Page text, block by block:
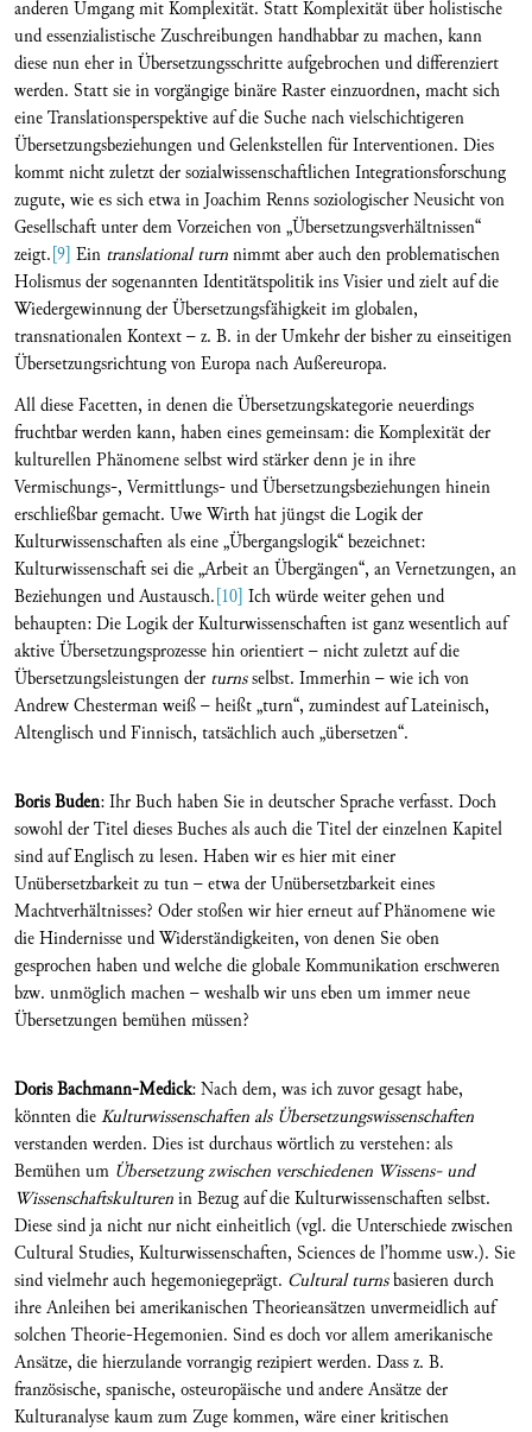
anderen Umgang mit Komplexität. Statt Komplexität über holistische
und essenzialistische Zuschreibungen handhabbar zu machen, kann
diese nun eher in Übersetzungsschritte aufgebrochen und differenziert
werden. Statt sie in vorgängige binäre Raster einzuordnen, macht sich
eine Translationsperspektive auf die Suche nach vielschichtigeren
Übersetzungsbeziehungen und Gelenkstellen für Interventionen. Dies
kommt nicht zuletzt der sozialwissenschaftlichen Integrationsforschung
zugute, wie es sich etwa in Joachim Renns soziologischer Neusicht von
Gesellschaft unter dem Vorzeichen von „Übersetzungsverhältnissen“
zeigt.[9] Ein translational turnnimmt aber auch den problematischen
Holismus der sogenannten Identitätspolitik ins Visier und zielt auf die
Wiedergewinnung der Übersetzungsfähigkeit im globalen,
transnationalen Kontext – z. B. in der Umkehr der bisher zu einseitigen
Übersetzungsrichtung von Europa nach Außereuropa.
All diese Facetten, in denen die Übersetzungskategorie neuerdings
fruchtbar werden kann, haben eines gemeinsam: die Komplexität der
kulturellen Phänomene selbst wird stärker denn je in ihre
Vermischungs-, Vermittlungs- und Übersetzungsbeziehungen hinein
erschließbar gemacht. Uwe Wirth hat jüngst die Logik der
Kulturwissenschaften als eine „Übergangslogik“ bezeichnet:
Kulturwissenschaft sei die „Arbeit an Übergängen“, an Vernetzungen, an
Beziehungen und Austausch.[10] Ich würde weiter gehen und
behaupten: Die Logik der Kulturwissenschaften ist ganz wesentlich auf
aktive Übersetzungsprozesse hin orientiert – nicht zuletzt auf die
Übersetzungsleistungen der turnsselbst. Immerhin – wie ich von
Andrew Chesterman weiß – heißt „turn“, zumindest auf Lateinisch,
Altenglisch und Finnisch, tatsächlich auch „übersetzen“.
Boris Buden: Ihr Buch haben Sie in deutscher Sprache verfasst. Doch
sowohl der Titel dieses Buches als auch die Titel der einzelnen Kapitel
sind auf Englisch zu lesen. Haben wir es hier mit einer
Unübersetzbarkeit zu tun – etwa der Unübersetzbarkeit eines
Machtverhältnisses? Oder stoßen wir hier erneut auf Phänomene wie
die Hindernisse und Widerständigkeiten, von denen Sie oben
gesprochen haben und welche die globale Kommunikation erschweren
bzw. unmöglich machen – weshalb wir uns eben um immer neue
Übersetzungen bemühen müssen?
Doris Bachmann-Medick: Nach dem, was ich zuvor gesagt habe,
könnten dieKulturwissenschaften als Übersetzungswissenschaften
verstanden werden. Dies ist durchaus wörtlich zu verstehen: als
Bemühen um Übersetzung zwischen verschiedenen Wissens- und
Wissenschaftskulturenin Bezug auf die Kulturwissenschaften selbst.
Diese sind ja nicht nur nicht einheitlich (vgl. die Unterschiede zwischen
Cultural Studies, Kulturwissenschaften, Sciences de l’homme usw.). Sie
sind vielmehr auch hegemoniegeprägt. Cultural turnsbasieren durch
ihre Anleihen bei amerikanischen Theorieansätzen unvermeidlich auf
solchen Theorie-Hegemonien. Sind es doch vor allem amerikanische
Ansätze, die hierzulande vorrangig rezipiert werden. Dass z. B.
französische, spanische, osteuropäische und andere Ansätze der
Kulturanalyse kaum zum Zuge kommen, wäre einer kritischen